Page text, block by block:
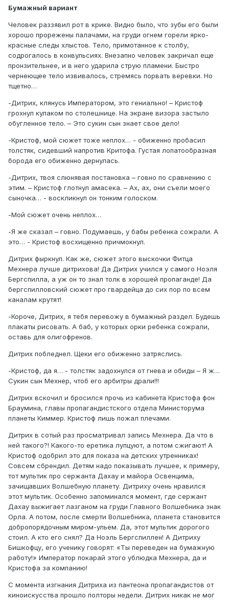
Бумажный вариант
Человек раззявил рот в крике. Видно было, что зубы его были
хорошо прорежены палачами, на груди огнем горели ярко-
красные следы хлыстов. Тело, примотанное к столбу,
содрогалось в конвульсиях. Внезапно человек закричал еще
пронзительнее, и в него ударила струю пламени. Быстро
чернеющее тело извивалось, стремясь порвать веревки. Но
тщетно…
-Дитрих, клянусь Императором, это гениально! – Кристоф
грохнул кулаком по столешнице. На экране визора застыло
обугленное тело. – Это сукин сын знает свое дело!
-Кристоф, мой сюжет тоже неплох… - обиженно пробасил
толстяк, сидевший напротив Критофа. Густая лопатообразная
борода его обиженно дернулась.
-Дитрих, твоя слюнявая постановка – говно по сравнению с
этим. – Кристоф глотнул амасека. – Ах, ах, они съели моего
сыночка… - воскликнул он тонким голоском.
-Мой сюжет очень неплох…
-Я же сказал – говно. Подумаешь, у бабы ребенка сожрали. А
это… - Кристоф восхищенно причмокнул.
Дитрих фыркнул. Как же, сюжет этого выскочки Фитца
Мехнера лучше дитрихова! Да Дитрих учился у самого Ноэля
Бергспилла, а уж он то знал толк в хорошей пропаганде! Да
бергспилловский сюжет про гвардейца до сих пор по всем
каналам крутят!
-Короче, Дитрих, я тебя перевожу в бумажный раздел. Будешь
плакаты рисовать. А баб, у которых орки ребенка сожрали,
оставь для олигофренов.
Дитрих побледнел. Щеки его обиженно затряслись.
-Кристоф, да я… - толстяк задохнулся от гнева и обиды – Я ж…
Сукин сын Мехнер, чтоб его арбитры драли!!!
Дитрих вскочил и бросился прочь из кабинета Кристофа фон
Браумина, главы пропагандистского отдела Министорума
планеты Киммер. Кристоф лишь пожал плечами.
Дитрих в сотый раз просматривал запись Мехнера. Да что в
ней такого?! Какого-то еретика лупцуют, а потом сжигают! А
Кристоф одобрил это для показа на детских утренниках!
Совсем сбрендил. Детям надо показывать лучшее, к примеру,
тот мультик про сержанта Дахау и майора Освенцима,
зачищавших Волшебную планету. Дитриху очень нравился
этот мультик. Особенно запоминался момент, где сержант
Дахау выжигает лазганом на груди Главного Волшебника знак
Орла. А потом, после смерти Волшебника, планета становится
добропорядочным миром-ульем. Да, этот мультик дорогого
стоил. А кто его снял? Да Ноэль Бергспиллен! А Дитриху
Бишкофцу, его ученику говорят: «Ты переведен на бумажную
работу!» Император покарай этого ублюдка Мехнера, да и
Кристофа за компанию!
С момента изгнания Дитриха из пантеона пропагандистов от
киноискусства прошло полторы недели. Дитрих никак не мог